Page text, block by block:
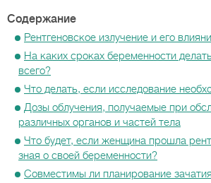
Содержание
Рентгеновское излучение и его
На каких сроках беременности
всего?
Что делать, если исследование
Дозы облучения, получаемые при
различных органов и частей тела
Что будет, если женщина прошла
зная о своей беременности?
Совместимы ли планирование